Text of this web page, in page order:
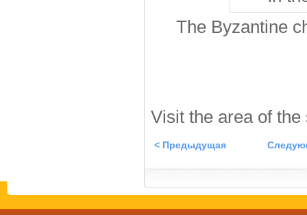
The Byzantine
Visit the area of
< Предыдущая